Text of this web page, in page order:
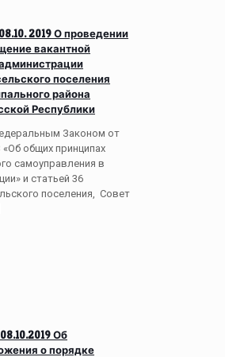
2019 О проведении
вакантной
поселения
района
Республики
Законом от
общих принципах
самоуправления в
и статьей 36
поселения, Совет
Об
о порядке